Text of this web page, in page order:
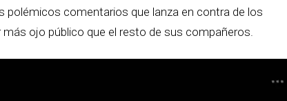
polémicos comentarios que lanza en contra de los
ojo público que el resto de sus compañeros.